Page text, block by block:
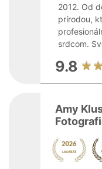
2012. Od
prírodou,
srdcom.
9.8
Amy